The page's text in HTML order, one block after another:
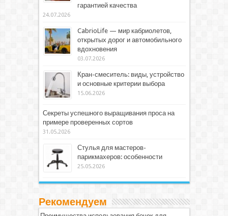
гарантией качества
24.07.2026
CabrioLife — мир кабриолетов,
открытых дорог и автомобильного
вдохновения
03.07.2026
Кран-смеситель: виды, устройство
и основные критерии выбора
15.06.2026
Секреты успешного выращивания проса на
примере проверенных сортов
31.05.2026
Стулья для мастеров-
парикмахеров: особенности
25.05.2026
Рекомендуем